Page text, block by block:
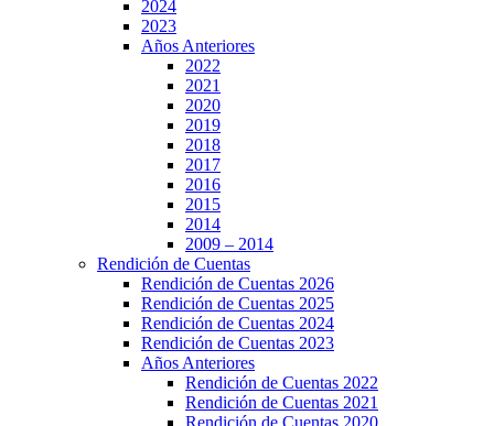
2024
2023
Años Anteriores
2022
2021
2020
2019
2018
2017
2016
2015
2014
2009 – 2014
Rendición de Cuentas
Rendición de Cuentas 2026
Rendición de Cuentas 2025
Rendición de Cuentas 2024
Rendición de Cuentas 2023
Años Anteriores
Rendición de Cuentas 2022
Rendición de Cuentas 2021
Rendición de Cuentas 2020